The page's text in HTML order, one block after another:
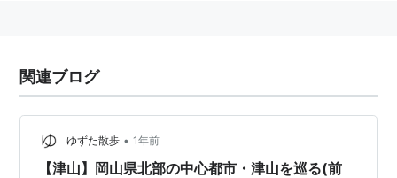
関連ブログ
ゆずた散歩 • 1年前
【津山】岡山県北部の中心都市・津山を巡る(前